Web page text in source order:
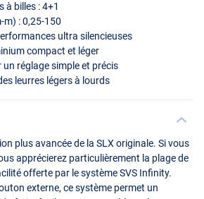
à billes : 4+1
m) : 0,25-150
ultra silencieuses
compact et léger
réglage simple et précis
leurres légers à lourds
plus avancée de la SLX originale. Si vous
apprécierez particulièrement la plage de
offerte par le systèmeSVS Infinity.
externe, ce système permet un